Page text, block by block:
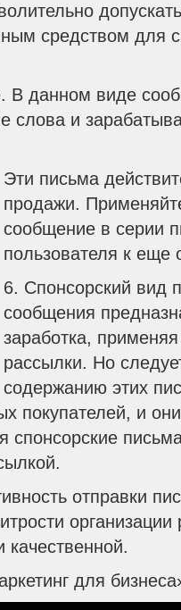
средством для
В данном виде
слова и
Эти письма
продажи.
сообщение в серии
пользователя к еще
6. Спонсорский вид
сообщения
заработка,
рассылки. Но
содержанию этих
покупателей, и
спонсорские
отправки
для